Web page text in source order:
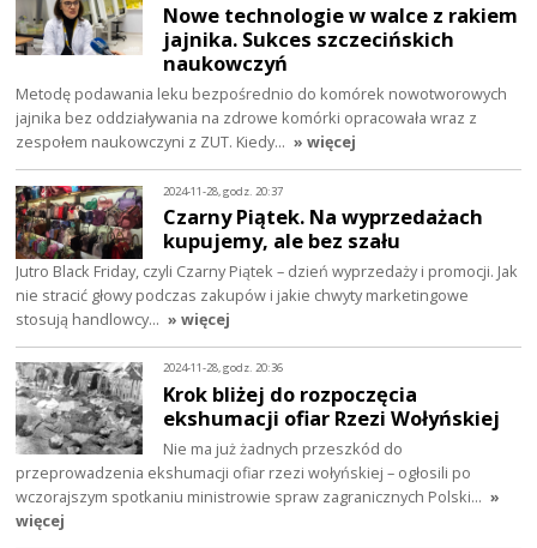
Nowe technologie w walce z rakiem
jajnika. Sukces szczecińskich
naukowczyń
Metodę podawania leku bezpośrednio do komórek nowotworowych
jajnika bez oddziaływania na zdrowe komórki opracowała wraz z
zespołem naukowczyni z ZUT. Kiedy… » więcej
2024-11-28, godz. 20:37
Czarny Piątek. Na wyprzedażach
kupujemy, ale bez szału
Jutro Black Friday, czyli Czarny Piątek – dzień wyprzedaży i promocji. Jak
nie stracić głowy podczas zakupów i jakie chwyty marketingowe
stosują handlowcy… » więcej
2024-11-28, godz. 20:36
Krok bliżej do rozpoczęcia
ekshumacji ofiar Rzezi Wołyńskiej
Nie ma już żadnych przeszkód do
przeprowadzenia ekshumacji ofiar rzezi wołyńskiej – ogłosili po
wczorajszym spotkaniu ministrowie spraw zagranicznych Polski… »
więcej